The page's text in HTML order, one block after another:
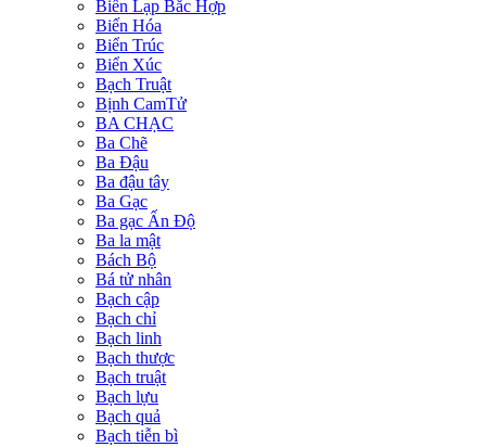
Biến Lạp Bắc Hợp
Biến Hóa
Biển Trúc
Biển Xúc
Bạch Truật
Bịnh CamTử
BA CHẠC
Ba Chẽ
Ba Đậu
Ba đậu tây
Ba Gạc
Ba gạc Ấn Độ
Ba la mật
Bách Bộ
Bá tử nhân
Bạch cập
Bạch chỉ
Bạch linh
Bạch thược
Bạch truật
Bạch lựu
Bạch quả
Bạch tiễn bì